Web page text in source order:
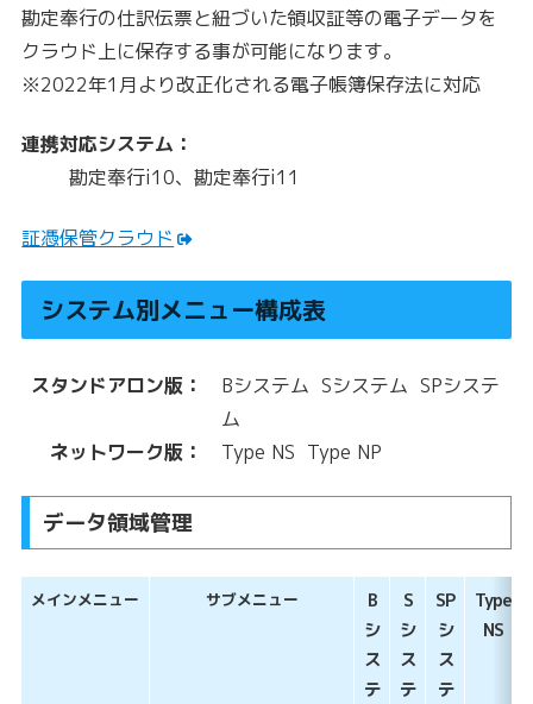
勘定奉行の仕訳伝票と紐づいた領収証等の電子データを
クラウド上に保存する事が可能になります。
※2022年1月より改正化される電子帳簿保存法に対応
連携対応システム：
勘定奉行i10、勘定奉行i11
証憑保管クラウド
システム別メニュー構成表
スタンドアロン版：
Bシステム Sシステム SPシステ
ム
ネットワーク版：
Type NS Type NP
データ領域管理
メインメニュー サブメニュー
B
シ
ス
テ
S
シ
ス
テ
SP
シ
ス
テ
Type
NS